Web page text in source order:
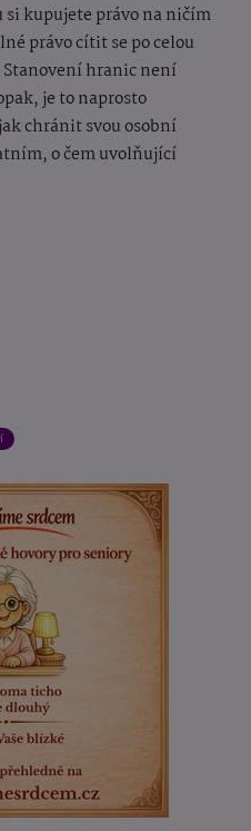
kupujete právo na ničím
právo cítit se po celou
hranic není
je to naprosto
chránit svou osobní
o čem uvolňující